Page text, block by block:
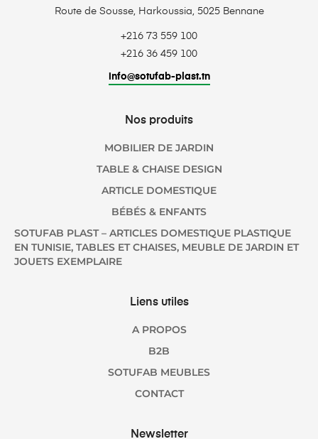
Route de Sousse, Harkoussia, 5025 Bennane
+216 73 559 100
+216 36 459 100
info@sotufab-plast.tn
Nos produits
MOBILIER DE JARDIN
TABLE & CHAISE DESIGN
ARTICLE DOMESTIQUE
BÉBÉS & ENFANTS
SOTUFAB PLAST – ARTICLES DOMESTIQUE PLASTIQUE
EN TUNISIE, TABLES ET CHAISES, MEUBLE DE JARDIN ET
JOUETS EXEMPLAIRE
Liens utiles
A PROPOS
B2B
SOTUFAB MEUBLES
CONTACT
Newsletter